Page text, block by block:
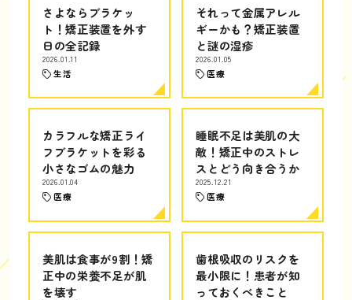
さよならブラケッ
ト！矯正装置を外す
日の全記録
2026.01.11
生活
それって金属アレル
ギーかも？矯正装置
と謎の湿疹
2026.01.05
医療
カラフルな矯正ライ
フブラケットを彩る
小さなゴムの魅力
2026.01.04
医療
睡眠不足は美肌の大
敵！矯正中のストレ
スとどう向き合うか
2025.12.21
医療
美肌は食事が9割！矯
正中の栄養不足が肌
を壊す
歯根吸収のリスクを
最小限に！患者が知
っておくべきこと